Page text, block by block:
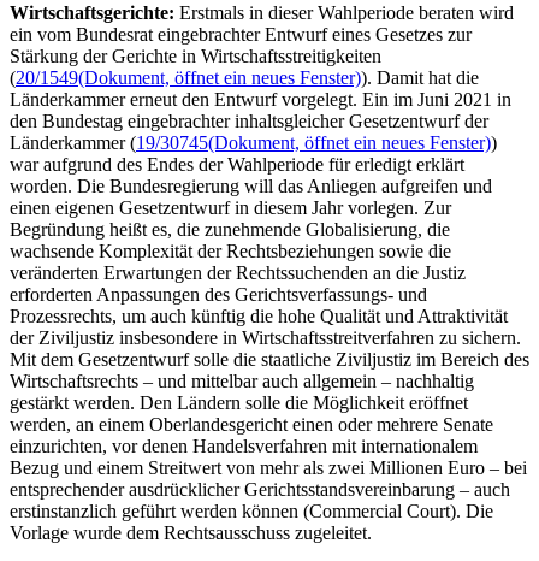
Wirtschaftsgerichte: Erstmals in dieser Wahlperiode beraten wird
ein vom Bundesrat eingebrachter Entwurf eines Gesetzes zur
Stärkung der Gerichte in Wirtschaftsstreitigkeiten
(20/1549(Dokument, öffnet ein neues Fenster)). Damit hat die
Länderkammer erneut den Entwurf vorgelegt. Ein im Juni 2021 in
den Bundestag eingebrachter inhaltsgleicher Gesetzentwurf der
Länderkammer (19/30745(Dokument, öffnet ein neues Fenster))
war aufgrund des Endes der Wahlperiode für erledigt erklärt
worden. Die Bundesregierung will das Anliegen aufgreifen und
einen eigenen Gesetzentwurf in diesem Jahr vorlegen. Zur
Begründung heißt es, die zunehmende Globalisierung, die
wachsende Komplexität der Rechtsbeziehungen sowie die
veränderten Erwartungen der Rechtssuchenden an die Justiz
erforderten Anpassungen des Gerichtsverfassungs- und
Prozessrechts, um auch künftig die hohe Qualität und Attraktivität
der Ziviljustiz insbesondere in Wirtschaftsstreitverfahren zu sichern.
Mit dem Gesetzentwurf solle die staatliche Ziviljustiz im Bereich des
Wirtschaftsrechts – und mittelbar auch allgemein – nachhaltig
gestärkt werden. Den Ländern solle die Möglichkeit eröffnet
werden, an einem Oberlandesgericht einen oder mehrere Senate
einzurichten, vor denen Handelsverfahren mit internationalem
Bezug und einem Streitwert von mehr als zwei Millionen Euro – bei
entsprechender ausdrücklicher Gerichtsstandsvereinbarung – auch
erstinstanzlich geführt werden können (Commercial Court). Die
Vorlage wurde dem Rechtsausschuss zugeleitet.